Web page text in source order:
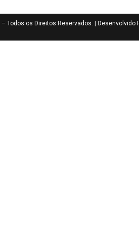
– Todos os Direitos Reservados. | Desenvolvido